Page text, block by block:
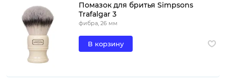
Помазок для бритья Simpsons
Trafalgar 3
фибра, 26 мм
В корзину